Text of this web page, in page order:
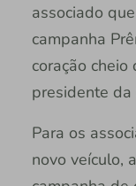
associado
campanha
coração cheio
presidente da
Para os
novo veículo,